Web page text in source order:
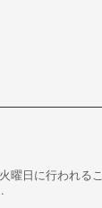
曜日に行われるこ